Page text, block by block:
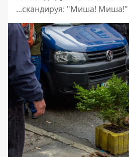
...скандируя: "Миша! Миша!"